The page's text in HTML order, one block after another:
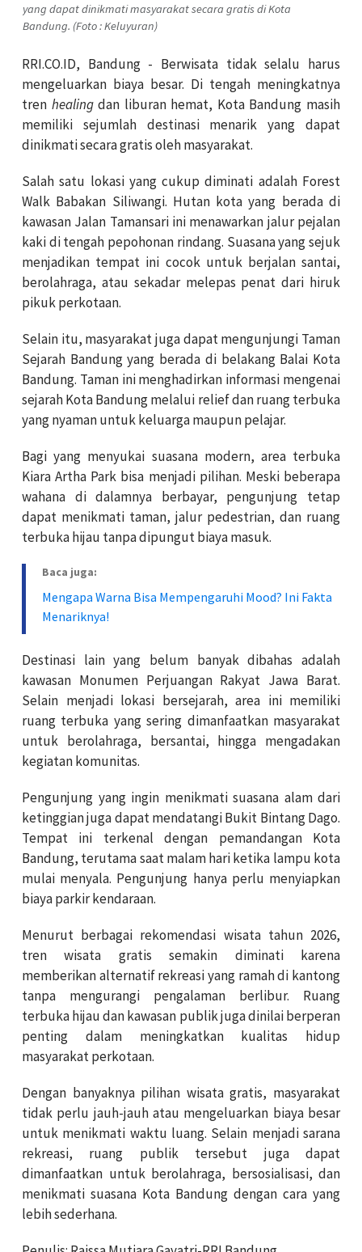
yang dapat dinikmati masyarakat secara gratis di Kota
Bandung. (Foto : Keluyuran)
RRI.CO.ID, Bandung - Berwisata tidak selalu harus
mengeluarkan biaya besar. Di tengah meningkatnya
tren healingdan liburan hemat, Kota Bandung masih
memiliki sejumlah destinasi menarik yang dapat
dinikmati secara gratis oleh masyarakat.
Salah satu lokasi yang cukup diminati adalah Forest
Walk Babakan Siliwangi. Hutan kota yang berada di
kawasan Jalan Tamansari ini menawarkan jalur pejalan
kaki di tengah pepohonan rindang. Suasana yang sejuk
menjadikan tempat ini cocok untuk berjalan santai,
berolahraga, atau sekadar melepas penat dari hiruk
pikuk perkotaan.
Selain itu, masyarakat juga dapat mengunjungi Taman
Sejarah Bandung yang berada di belakang Balai Kota
Bandung. Taman ini menghadirkan informasi mengenai
sejarah Kota Bandung melalui relief dan ruang terbuka
yang nyaman untuk keluarga maupun pelajar.
Bagi yang menyukai suasana modern, area terbuka
Kiara Artha Park bisa menjadi pilihan. Meski beberapa
wahana di dalamnya berbayar, pengunjung tetap
dapat menikmati taman, jalur pedestrian, dan ruang
terbuka hijau tanpa dipungut biaya masuk.
Baca juga:
Mengapa Warna Bisa Mempengaruhi Mood? Ini Fakta
Menariknya!
Destinasi lain yang belum banyak dibahas adalah
kawasan Monumen Perjuangan Rakyat Jawa Barat.
Selain menjadi lokasi bersejarah, area ini memiliki
ruang terbuka yang sering dimanfaatkan masyarakat
untuk berolahraga, bersantai, hingga mengadakan
kegiatan komunitas.
Pengunjung yang ingin menikmati suasana alam dari
ketinggian juga dapat mendatangi Bukit Bintang Dago.
Tempat ini terkenal dengan pemandangan Kota
Bandung, terutama saat malam hari ketika lampu kota
mulai menyala. Pengunjung hanya perlu menyiapkan
biaya parkir kendaraan.
Menurut berbagai rekomendasi wisata tahun 2026,
tren wisata gratis semakin diminati karena
memberikan alternatif rekreasi yang ramah di kantong
tanpa mengurangi pengalaman berlibur. Ruang
terbuka hijau dan kawasan publik juga dinilai berperan
penting dalam meningkatkan kualitas hidup
masyarakat perkotaan.
Dengan banyaknya pilihan wisata gratis, masyarakat
tidak perlu jauh-jauh atau mengeluarkan biaya besar
untuk menikmati waktu luang. Selain menjadi sarana
rekreasi, ruang publik tersebut juga dapat
dimanfaatkan untuk berolahraga, bersosialisasi, dan
menikmati suasana Kota Bandung dengan cara yang
lebih sederhana.